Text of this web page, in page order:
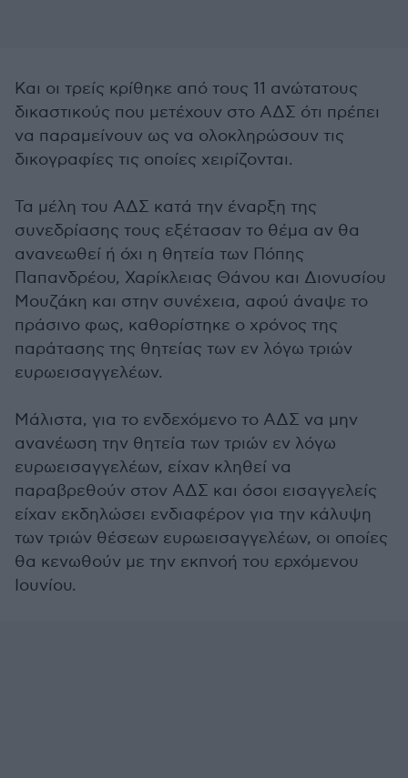
Και οι τρείς κρίθηκε από τους 11 ανώτατους
δικαστικούς που μετέχουν στο ΑΔΣ ότι πρέπει
να παραμείνουν ως να ολοκληρώσουν τις
δικογραφίες τις οποίες χειρίζονται.
Τα μέλη του ΑΔΣ κατά την έναρξη της
συνεδρίασης τους εξέτασαν το θέμα αν θα
ανανεωθεί ή όχι η θητεία των Πόπης
Παπανδρέου, Χαρίκλειας Θάνου και Διονυσίου
Μουζάκη και στην συνέχεια, αφού άναψε το
πράσινο φως, καθορίστηκε ο χρόνος της
παράτασης της θητείας των εν λόγω τριών
ευρωεισαγγελέων.
Μάλιστα, για το ενδεχόμενο το ΑΔΣ να μην
ανανέωση την θητεία των τριών εν λόγω
ευρωεισαγγελέων, είχαν κληθεί να
παραβρεθούν στον ΑΔΣ και όσοι εισαγγελείς
είχαν εκδηλώσει ενδιαφέρον για την κάλυψη
των τριών θέσεων ευρωεισαγγελέων, οι οποίες
θα κενωθούν με την εκπνοή του ερχόμενου
Ιουνίου.